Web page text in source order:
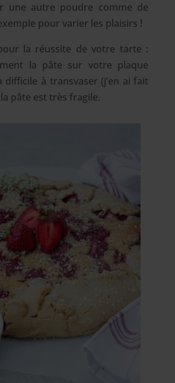
une autre poudre comme de
pour varier les plaisirs !
la réussite de votre tarte :
la pâte sur votre plaque
difficile à transvaser (j’en ai fait
pâte est très fragile.